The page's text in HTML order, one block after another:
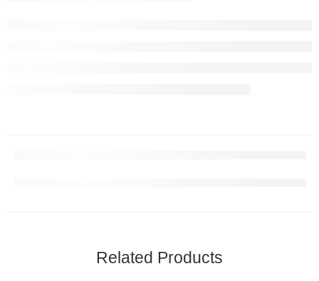
Related Products